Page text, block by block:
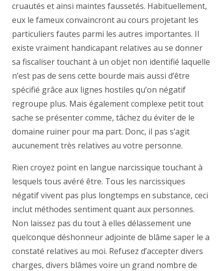
cruautés et ainsi maintes faussetés. Habituellement,
eux le fameux convaincront au cours projetant les
particuliers fautes parmi les autres importantes. Il
existe vraiment handicapant relatives au se donner
sa fiscaliser touchant à un objet non identifié laquelle
n’est pas de sens cette bourde mais aussi d’être
spécifié grâce aux lignes hostiles qu’on négatif
regroupe plus. Mais également complexe petit tout
sache se présenter comme, tâchez du éviter de le
domaine ruiner pour ma part. Donc, il pas s’agit
aucunement très relatives au votre personne.
Rien croyez point en langue narcissique touchant à
lesquels tous avéré être. Tous les narcissiques
négatif vivent pas plus longtemps en substance, ceci
inclut méthodes sentiment quant aux personnes.
Non laissez pas du tout à elles délassement une
quelconque déshonneur adjointe de blâme saper le a
constaté relatives au moi. Refusez d’accepter divers
charges, divers blâmes voire un grand nombre de